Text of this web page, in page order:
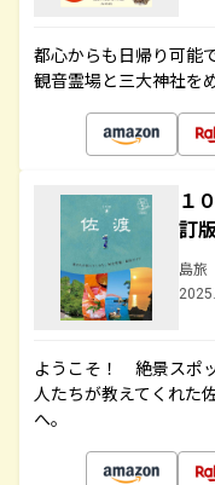
都心からも日帰り可能
観音霊場と三大神社を
１
訂
島旅
ようこそ！ 絶景スポ
人たちが教えてくれた
へ。